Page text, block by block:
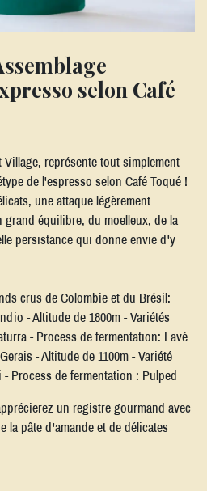
selon Café
représente tout simplement
de l'espresso selon Café Toqué !
une attaque légèrement
équilibre, du moelleux, de la
persistance qui donne envie d'y
crus de Colombie et du Brésil:
- Altitude de 1800m - Variétés
- Process de fermentation: Lavé
- Altitude de 1100m - Variété
Process de fermentation : Pulped
un registre gourmand avec
la pâte d'amande et de délicates